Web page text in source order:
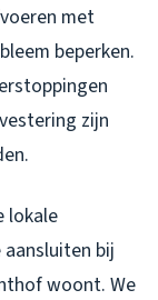
met
beperken.
zijn
lokale
bij
woont. We